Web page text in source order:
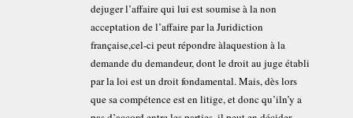
dejuger l’affaire qui lui est soumise à la non
acceptation de l’affaire par la Juridiction
française,cel-ci peut répondre àlaquestion à la
demande du demandeur, dont le droit au juge établi
par la loi est un droit fondamental. Mais, dès lors
que sa compétence est en litige, et donc qu’iln’y a